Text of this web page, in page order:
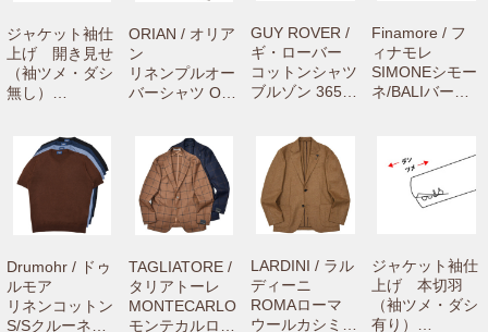
ジャケット袖仕
上げ 開き見せ
（袖ツメ・ダシ
無し）
line shopで商品
をお買上げの方
専用のお修理メ
ニューです。】
ORIAN / オリア
ン
リネンプルオー
バーシャツ OR-
GUY ROVER /
ギ・ローバー
コットンシャツ
ブルゾン 3650
Finamore / フ
ィナモレ
SIMONEシモー
ネ/BALIバーリ
ーシャツ C065
0 71061001012
Drumohr / ドゥ
ルモア
リネンコットン
S/Sクルーネッ
TAGLIATORE /
タリアトーレ
MONTECARLO
モンテカルロ
LARDINI / ラル
ディーニ
ROMAローマ
ウールカシミア
ジャケット袖仕
上げ 本切羽
（袖ツメ・ダシ
有り）